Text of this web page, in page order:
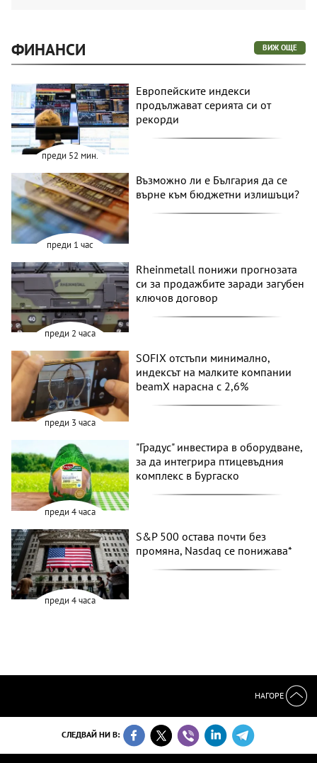
ФИНАНСИ ВИЖ ОЩЕ
преди 52 мин.
Европейските индекси
продължават серията си от
рекорди
преди 1 час
Възможно ли е България да се
върне към бюджетни излишъци?
преди 2 часа
Rheinmetall понижи прогнозата
си за продажбите заради загубен
ключов договор
преди 3 часа
SOFIX отстъпи минимално,
индексът на малките компании
beamX нарасна с 2,6%
преди 4 часа
"Градус" инвестира в оборудване,
за да интегрира птицевъдния
комплекс в Бургаско
преди 4 часа
S&P 500 остава почти без
промяна, Nasdaq се понижава*
НАГОРЕ
СЛЕДВАЙ НИ В: